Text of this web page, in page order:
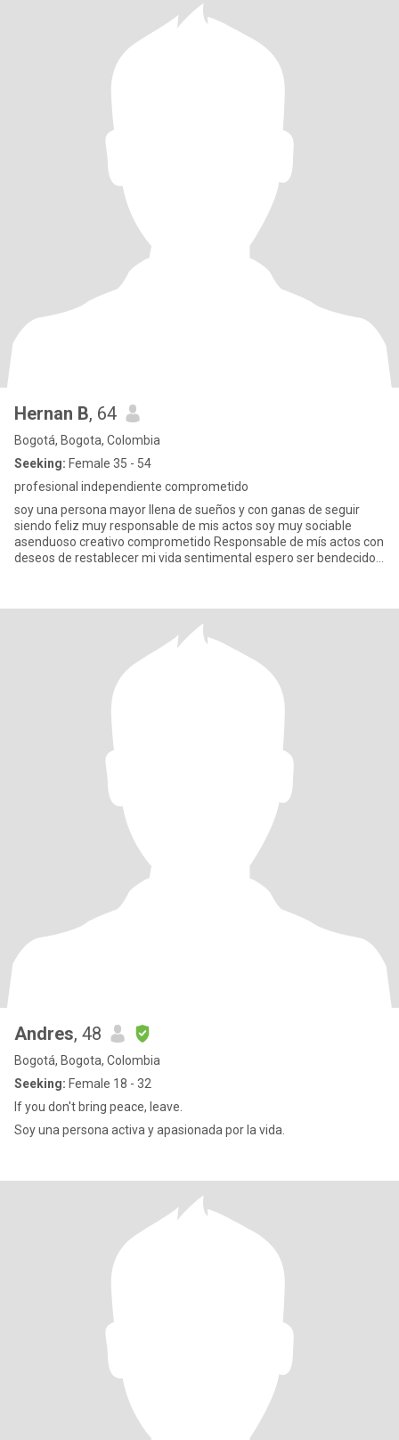
Hernan B, 64
Bogotá, Bogota, Colombia
Seeking: Female 35 - 54
profesional independiente comprometido
soy una persona mayor llena de sueños y con ganas de seguir
siendo feliz muy responsable de mis actos soy muy sociable
asenduoso creativo comprometido Responsable de mís actos con
deseos de restablecer mi vida sentimental espero ser bendecido
Andres, 48
Bogotá, Bogota, Colombia
Seeking: Female 18 - 32
If you don't bring peace, leave.
Soy una persona activa y apasionada por la vida.